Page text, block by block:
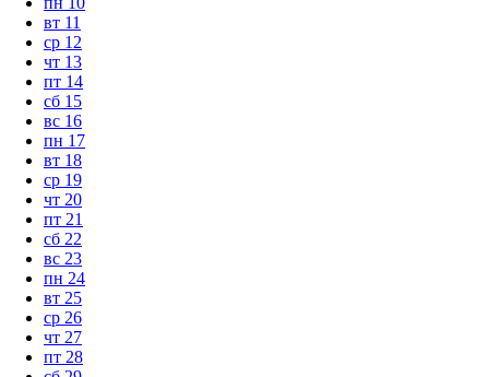
вт 11
ср 12
чт 13
пт 14
сб 15
вс 16
пн 17
вт 18
ср 19
чт 20
пт 21
сб 22
вс 23
пн 24
вт 25
ср 26
чт 27
пт 28